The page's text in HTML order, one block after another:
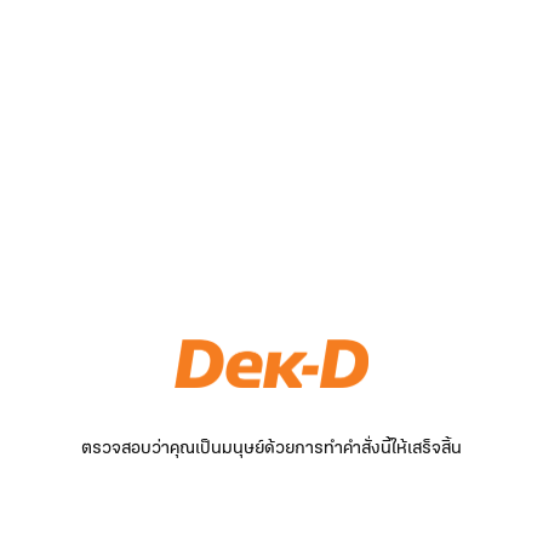
ตรวจสอบว่าคุณเป็นมนุษย์ด้วยการทำคำสั่งนี้ให้เสร็จสิ้น